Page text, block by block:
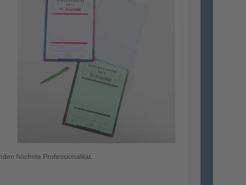
höchste Professionalität.